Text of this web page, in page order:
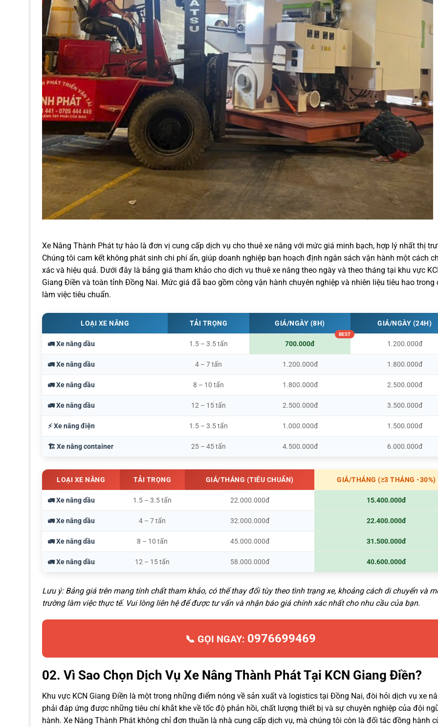
Xe Nâng Thành Phát tự hào là đơn vị cung cấp dịch vụ cho thuê xe nâng với mức giá minh bạch, hợp lý nhất thị
Chúng tôi cam kết không phát sinh chi phí ẩn, giúp doanh nghiệp bạn hoạch định ngân sách vận hành một cách
xác và hiệu quả. Dưới đây là bảng giá tham khảo cho dịch vụ thuê xe nâng theo ngày và theo tháng tại khu vực
Giang Điền và toàn tỉnh Đồng Nai. Mức giá đã bao gồm công vận hành chuyên nghiệp và nhiên liệu tiêu hao trong
làm việc tiêu chuẩn.
LOẠI XE NÂNG TẢI TRỌNG GIÁ/NGÀY (8H) GIÁ/NGÀY (24H)
🚛 Xe nâng dầu 1.5 – 3.5 tấn 700.000đ 1.200.000đ
🚛 Xe nâng dầu 4 – 7 tấn 1.200.000đ 1.800.000đ
🚛 Xe nâng dầu 8 – 10 tấn 1.800.000đ 2.500.000đ
🚛 Xe nâng dầu 12 – 15 tấn 2.500.000đ 3.500.000đ
⚡ Xe nâng điện 1.5 – 3.5 tấn 1.000.000đ 1.500.000đ
🏗️ Xe nâng container 25 – 45 tấn 4.500.000đ 6.000.000đ
LOẠI XE NÂNG TẢI TRỌNG GIÁ/THÁNG (TIÊU CHUẨN) GIÁ/THÁNG (≥3 THÁNG -30%)
🚛 Xe nâng dầu 1.5 – 3.5 tấn 22.000.000đ 15.400.000đ
🚛 Xe nâng dầu 4 – 7 tấn 32.000.000đ 22.400.000đ
🚛 Xe nâng dầu 8 – 10 tấn 45.000.000đ 31.500.000đ
🚛 Xe nâng dầu 12 – 15 tấn 58.000.000đ 40.600.000đ
Lưu ý: Bảng giá trên mang tính chất tham khảo, có thể thay đổi tùy theo tình trạng xe, khoảng cách di chuyển và
trường làm việc thực tế. Vui lòng liên hệ để được tư vấn và nhận báo giá chính xác nhất cho nhu cầu của bạn.
📞 GỌI NGAY: 0976699469
02. Vì Sao Chọn Dịch Vụ Xe Nâng Thành Phát Tại KCN Giang Điền?
Khu vực KCN Giang Điền là một trong những điểm nóng về sản xuất và logistics tại Đồng Nai, đòi hỏi dịch vụ xe
phải đáp ứng được những tiêu chí khắt khe về tốc độ phản hồi, chất lượng thiết bị và sự chuyên nghiệp của đội
hành. Xe Nâng Thành Phát không chỉ đơn thuần là nhà cung cấp dịch vụ, mà chúng tôi còn là đối tác đồng hành